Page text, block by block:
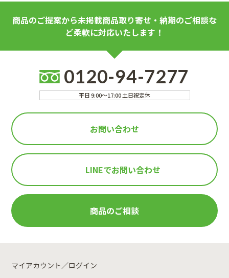
商品のご提案から未掲載商品取り寄せ・納期のご相談な
ど柔軟に対応いたします！
0120-94-7277
平日 9:00～17:00 土日祝定休
お問い合わせ
LINEでお問い合わせ
商品のご相談
マイアカウント／ログイン